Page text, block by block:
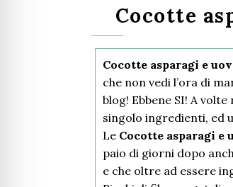
Cocotte
Cocotte asparagi e
che non vedi l’ora di
blog! Ebbene SI! A
singolo ingredienti, ed
Le Cocotte asparagi e
paio di giorni dopo
e che oltre ad essere